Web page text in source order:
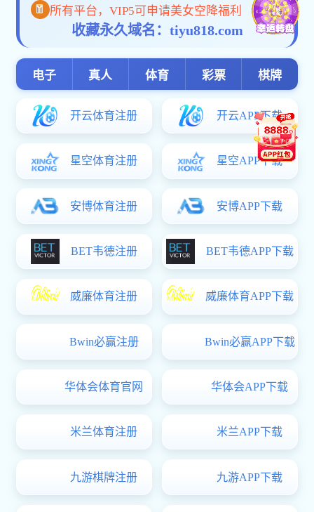
机构设置
系部机构
科研机构
学院简报
地址：中国上海东川路800号上海交通大学闵行校区杨咏曼楼
邮编：200240
网址：http://sfl.sjtu.edu.cn